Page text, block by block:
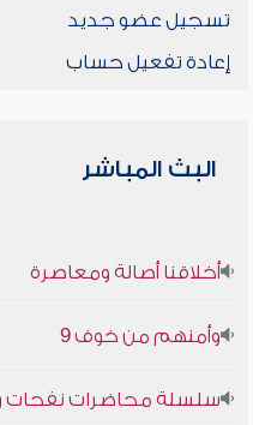
تسجيل عضو جديد
إعادة تفعيل حساب
البث المباشر
أخلاقنا أصالة ومعاصرة
وأمنهم من خوف 9
سلسلة محاضرات نفحات